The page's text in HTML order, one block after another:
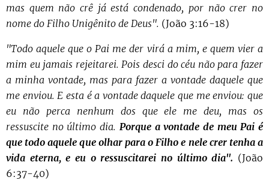
mas quem não crê já está condenado, por não crer no
nome do Filho Unigênito de Deus". (João 3:16-18)
"Todo aquele que o Pai me der virá a mim, e quem vier a
mim eu jamais rejeitarei. Pois desci do céu não para fazer
a minha vontade, mas para fazer a vontade daquele que
me enviou. E esta é a vontade daquele que me enviou: que
eu não perca nenhum dos que ele me deu, mas os
ressuscite no último dia. Porque a vontade de meu Pai é
que todo aquele que olhar para o Filho e nele crer tenha a
vida eterna, e eu o ressuscitarei no último dia". (João
6:37-40)